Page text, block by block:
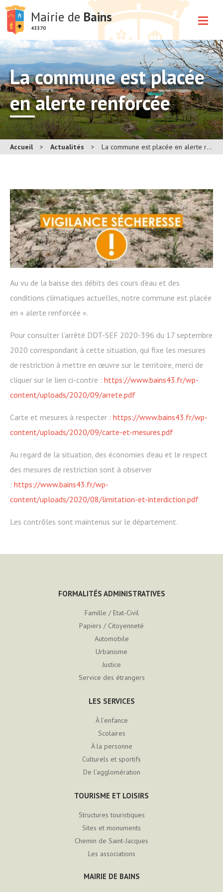
Mairie de Bains
43370
La commune est placée
en alerte renforcée
Accueil > Actualités > La commune est placée en alerte renforcée
Au vu de la baisse des débits des cours d’eau et des
conditions climatiques actuelles, notre commune est placée
en « alerte renforcée ».
Pour consulter l’arrêté DDT-SEF 2020-396 du 17 septembre
2020 correspondant à cette situation, qui fixe les mesures
de restriction à mettre en œuvre sur le territoire, merci de
cliquer sur le lien ci-contre : https://www.bains43.fr/wp-
content/uploads/2020/09/arrete.pdf
Carte et mesures à respecter : https://www.bains43.fr/wp-
content/uploads/2020/09/carte-et-mesures.pdf
Au regard de la situation, des économies d’eau et le respect
des mesures de restriction sont à observer
: https://www.bains43.fr/wp-
content/uploads/2020/08/limitation-et-interdiction.pdf
Les contrôles sont maintenus sur le département.
FORMALITÉS ADMINISTRATIVES
Famille / Etat-Civil
Papiers / Citoyenneté
Automobile
Urbanisme
Justice
Service des étrangers
LES SERVICES
À l’enfance
Scolaires
À la personne
Culturels et sportifs
De l’agglomération
TOURISME ET LOISIRS
Structures touristiques
Sites et monuments
Chemin de Saint-Jacques
Les associations
MAIRIE DE BAINS